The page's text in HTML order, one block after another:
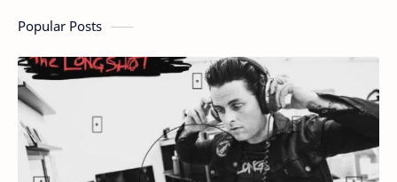
Popular Posts